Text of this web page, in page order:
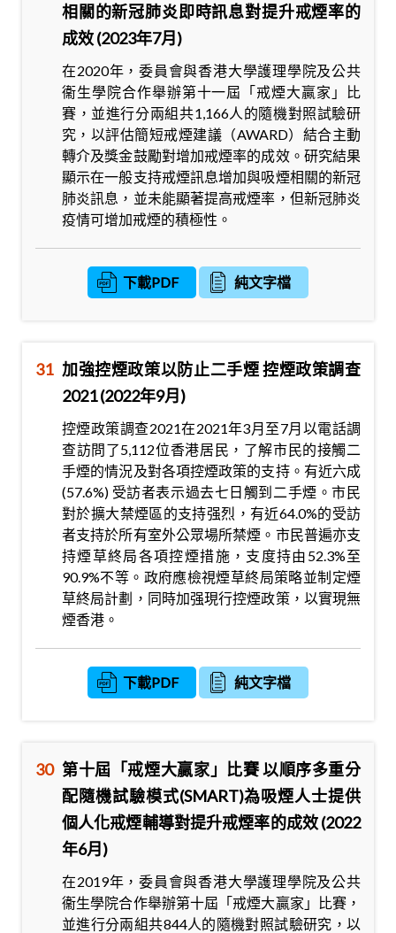
相關的新冠肺炎即時訊息對提升戒煙率的
成效 (2023年7月)
在2020年，委員會與香港大學護理學院及公共
衞生學院合作舉辦第十一屆「戒煙大贏家」比
賽，並進行分兩組共1,166人的隨機對照試驗研
究，以評估簡短戒煙建議（AWARD）結合主動
轉介及獎金鼓勵對增加戒煙率的成效。研究結果
顯示在一般支持戒煙訊息增加與吸煙相關的新冠
肺炎訊息，並未能顯著提高戒煙率，但新冠肺炎
疫情可增加戒煙的積極性。
下載PDF 純文字檔
31 加強控煙政策以防止二手煙 控煙政策調查
2021 (2022年9月)
控煙政策調查2021在2021年3月至7月以電話調
查訪問了5,112位香港居民，了解市民的接觸二
手煙的情況及對各項控煙政策的支持。有近六成
(57.6%) 受訪者表示過去七日觸到二手煙。市民
對於擴大禁煙區的支持强烈，有近64.0%的受訪
者支持於所有室外公眾場所禁煙。市民普遍亦支
持煙草終局各項控煙措施，支度持由52.3%至
90.9%不等。政府應檢視煙草終局策略並制定煙
草終局計劃，同時加强現行控煙政策，以實現無
煙香港。
下載PDF 純文字檔
30 第十屆「戒煙大贏家」比賽 以順序多重分
配隨機試驗模式(SMART)為吸煙人士提供
個人化戒煙輔導對提升戒煙率的成效 (2022
年6月)
在2019年，委員會與香港大學護理學院及公共
衞生學院合作舉辦第十屆「戒煙大贏家」比賽，
並進行分兩組共844人的隨機對照試驗研究，以